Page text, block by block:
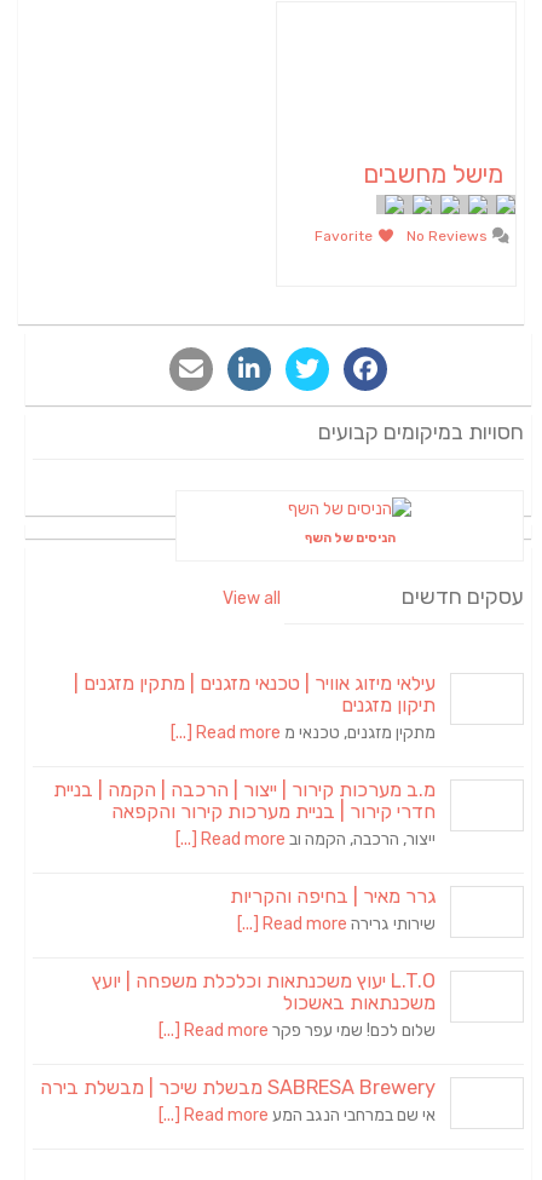
מישל מחשבים
חסויות במיקומים קבועים
הניסים של השף
עסקים חדשים View all
עילאי מיזוג אוויר | טכנאי מזגנים | מתקין מזגנים |
תיקון מזגנים
מתקין מזגנים, טכנאי מ Read more [...]
מ.ב מערכות קירור | ייצור | הרכבה | הקמה | בניית
חדרי קירור | בניית מערכות קירור והקפאה
ייצור, הרכבה, הקמה וב Read more [...]
גרר מאיר | בחיפה והקריות
שירותי גרירה Read more [...]
L.T.O יעוץ משכנתאות וכלכלת משפחה | יועץ
משכנתאות באשכול
שלום לכם! שמי עפר פקר Read more [...]
SABRESA Brewery מבשלת שיכר | מבשלת בירה
אי שם במרחבי הנגב המע Read more [...]